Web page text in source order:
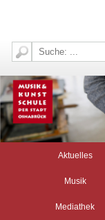
Aktuelles
Musik
Mediathek